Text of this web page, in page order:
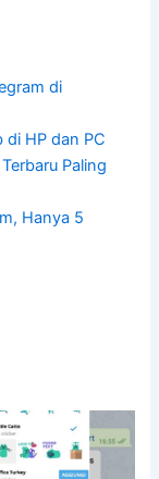
di
di HP dan PC
Paling
Hanya 5